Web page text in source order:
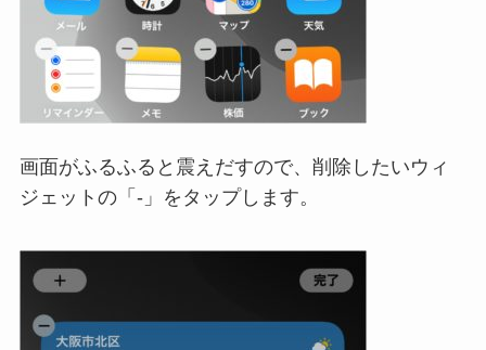
画面がふるふると震えだすので、削除したいウィ
ジェットの「-」をタップします。